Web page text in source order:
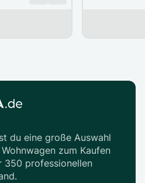
du eine große Auswahl
zum Kaufen
350 professionellen